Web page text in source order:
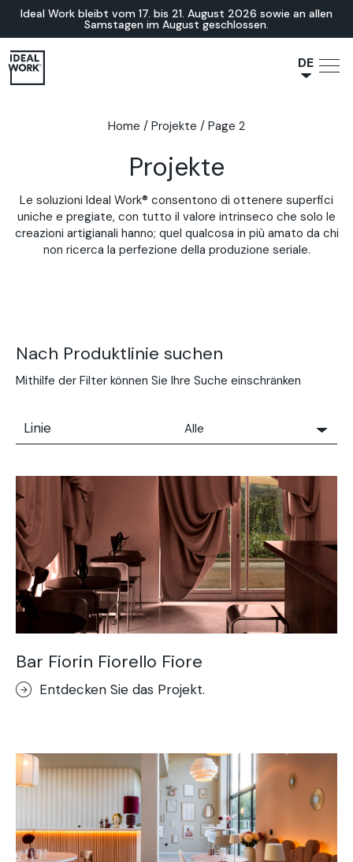
Ideal Work bleibt vom 17. bis 21. August 2026 sowie an allen
Samstagen im August geschlossen.
DE
EN
Home / Projekte / Page 2
Projekte
Le soluzioni Ideal Work® consentono di ottenere superfici
uniche e pregiate, con tutto il valore intrinseco che solo le
creazioni artigianali hanno; quel qualcosa in più amato da chi
non ricerca la perfezione della produzione seriale.
Nach Produktlinie suchen
Mithilfe der Filter können Sie Ihre Suche einschränken
Linie
Alle
Solidro
Microtopping®
Terrae-Calce
Nuvolato Architop®
Stempelbeton Boden
Rasico®
Terrae-Calce Venezia
Concrete Optik
Lixio®-Mikroterrazzo
Stempelputz
Stenciltop-Dekorboden
Bar Fiorin Fiorello Fiore
Entdecken Sie das Projekt.